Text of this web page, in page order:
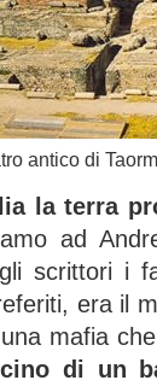
antico di
la terra
ad
scrittori i
era il
mafia
di un